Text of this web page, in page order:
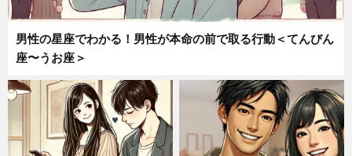
男性の星座でわかる！男性が本命の前で取る行動＜てんびん
座〜うお座＞